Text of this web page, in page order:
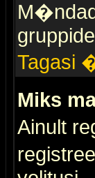
Tagasi
Miks
Ainult